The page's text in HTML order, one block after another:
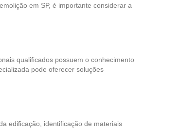
em SP, é importante considerar a
qualificados possuem o conhecimento
pode oferecer soluções
edificação, identificação de materiais